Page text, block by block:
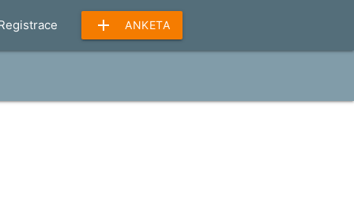
add ANKETA